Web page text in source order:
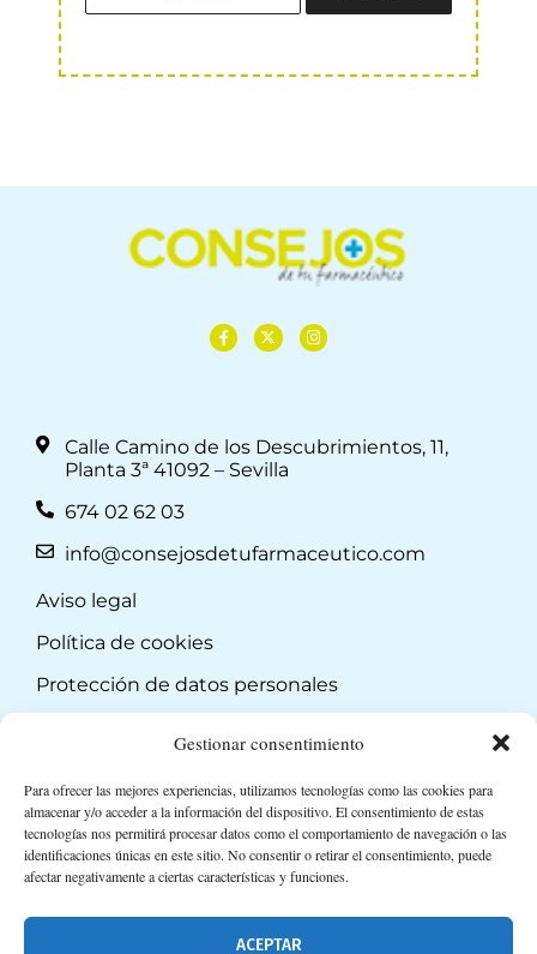
Gestionar consentimiento
Para ofrecer las mejores experiencias, utilizamos tecnologías como las cookies para
almacenar y/o acceder a la información del dispositivo. El consentimiento de estas
tecnologías nos permitirá procesar datos como el comportamiento de navegación o las
identificaciones únicas en este sitio. No consentir o retirar el consentimiento, puede
afectar negativamente a ciertas características y funciones.
ACEPTAR
Calle Camino de los Descubrimientos, 11,
Planta 3ª 41092 – Sevilla
674 02 62 03
info@consejosdetufarmaceutico.com
Aviso legal
Política de cookies
Protección de datos personales